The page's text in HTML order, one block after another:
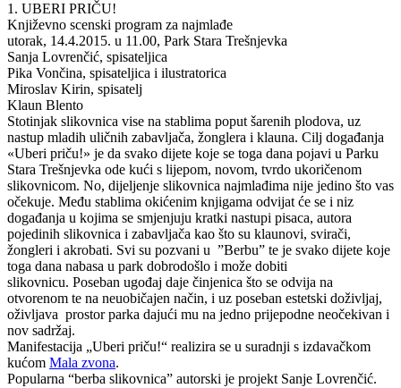
1. UBERI PRIČU!
Književno scenski program za najmlađe
utorak, 14.4.2015. u 11.00, Park Stara Trešnjevka
Sanja Lovrenčić, spisateljica
Pika Vončina, spisateljica i ilustratorica
Miroslav Kirin, spisatelj
Klaun Blento
Stotinjak slikovnica vise na stablima poput šarenih plodova, uz
nastup mladih uličnih zabavljača, žonglera i klauna. Cilj događanja
«Uberi priču!» je da svako dijete koje se toga dana pojavi u Parku
Stara Trešnjevka ode kući s lijepom, novom, tvrdo ukoričenom
slikovnicom. No, dijeljenje slikovnica najmlađima nije jedino što vas
očekuje. Među stablima okićenim knjigama odvijat će se i niz
događanja u kojima se smjenjuju kratki nastupi pisaca, autora
pojedinih slikovnica i zabavljača kao što su klaunovi, svirači,
žongleri i akrobati. Svi su pozvani u ”Berbu” te je svako dijete koje
toga dana nabasa u park dobrodošlo i može dobiti
slikovnicu. Poseban ugođaj daje činjenica što se odvija na
otvorenom te na neuobičajen način, i uz poseban estetski doživljaj,
oživljava prostor parka dajući mu na jedno prijepodne neočekivan i
nov sadržaj.
Manifestacija „Uberi priču!“ realizira se u suradnji s izdavačkom
kućom Mala zvona.
Popularna “berba slikovnica” autorski je projekt Sanje Lovrenčić.